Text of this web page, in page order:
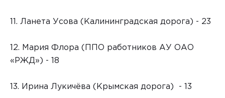
11. Ланета Усова (Калининградская дорога) - 23
12. Мария Флора (ППО работников АУ ОАО
«РЖД») - 18
13. Ирина Лукичёва (Крымская дорога) - 13